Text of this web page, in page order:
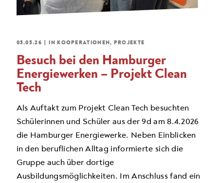
05.05.26 INKOOPERATIONEN, PROJEKTE
Besuch bei den Hamburger
Energiewerken – Projekt Clean
Tech
Als Auftakt zum Projekt Clean Tech besuchten
Schülerinnen und Schüler aus der 9d am 8.4.2026
die Hamburger Energiewerke. Neben Einblicken
in den beruflichen Alltag informierte sich die
Gruppe auch über dortige
Ausbildungsmöglichkeiten. Im Anschluss fand ein